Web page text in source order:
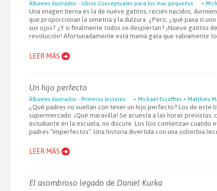
Álbumes ilustrados - Libros Conceptuales para los mas pequeños
Una imagen tierna es la de nueve gatitos, recién nacidos,
que proporcionan la simetría y la dulzura. ¿Pero, ¿qué pasa si
sus ojos? ¿Y si finalmente todos se despiertan? ¡Nueve gatitos
revolución! Afortunadamente está mamá gata que sabiamente
LEER MÁS
Un hijo perfecto
Álbumes ilustrados - Primeros lectores Michaël Escoffier Matthieu
¿Qué padres no sueñan con tener un hijo perfecto? Los de este
supermercado. ¡Qué maravilla! Se acuesta a las horas
estudiante en la escuela, no discute. Los líos comienzan
padres “imperfectos”. Una historia divertida con una soberbia
LEER MÁS
El asombroso legado de Daniel Kurka